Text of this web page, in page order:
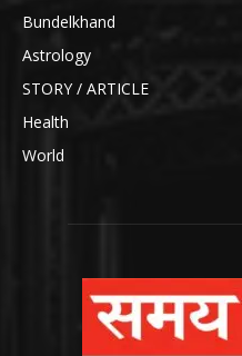
Bundelkhand
Astrology
STORY / ARTICLE
Health
World